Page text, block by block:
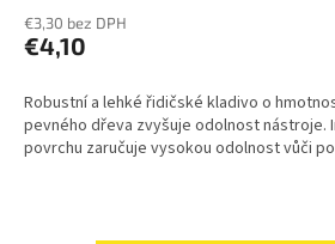
€3,30 bez DPH
€4,10
Robustní a lehké řidičské kladivo o
pevného dřeva zvyšuje odolnost nástroje.
povrchu zaručuje vysokou odolnost vůči